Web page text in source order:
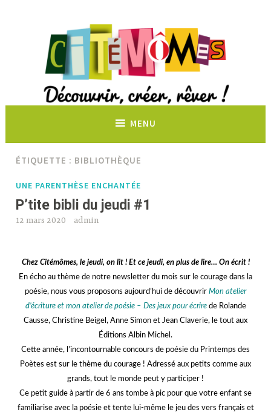
Découvrir, créer, rêver !
MENU
ÉTIQUETTE : BIBLIOTHÈQUE
UNE PARENTHÈSE ENCHANTÉE
P’tite bibli du jeudi #1
12 mars 2020 admin
Chez Citémômes, le jeudi, on lit ! Et ce jeudi, en plus de lire… On écrit !
En écho au thème de notre newsletter du mois sur le courage dans la
poésie, nous vous proposons aujourd’hui de découvrir Mon atelier
d’écriture et mon atelier de poésie – Des jeux pour écrirede Rolande
Causse, Christine Beigel, Anne Simon et Jean Claverie, le tout aux
Éditions Albin Michel.
Cette année, l’incontournable concours de poésie du Printemps des
Poètes est sur le thème du courage ! Adressé aux petits comme aux
grands, tout le monde peut y participer !
Ce petit guide à partir de 6 ans tombe à pic pour que votre enfant se
familiarise avec la poésie et tente lui-même le jeu des vers français et